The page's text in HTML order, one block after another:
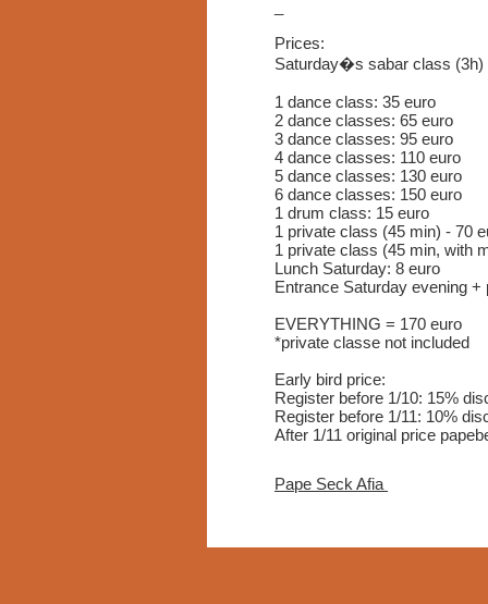
Prices:
Saturday�s sabar class (3h)
1 dance class: 35 euro
2 dance classes: 65 euro
3 dance classes: 95 euro
4 dance classes: 110 euro
5 dance classes: 130 euro
6 dance classes: 150 euro
1 drum class: 15 euro
1 private class (45 min) - 70
1 private class (45 min, with
Lunch Saturday: 8 euro
Entrance Saturday evening
EVERYTHING = 170 euro
*private classe not included
Early bird price:
Register before 1/10: 15%
Register before 1/11: 10%
After 1/11 original price
Pape Seck Afia